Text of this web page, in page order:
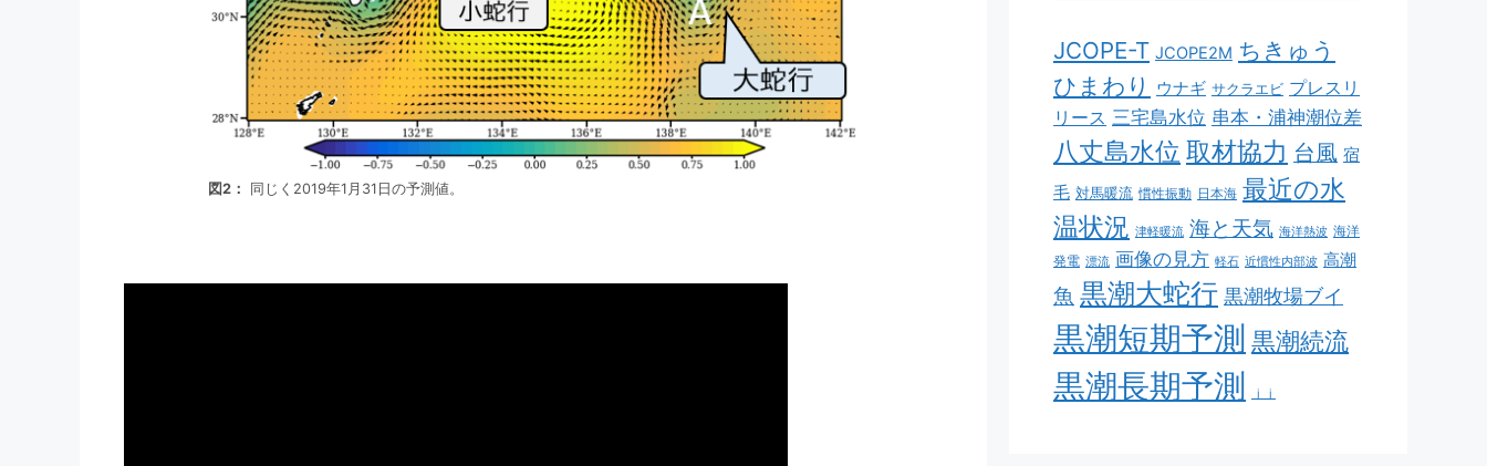
図2： 同じく2019年1月31日の予測値。
JCOPE-T JCOPE2M ちきゅう
ひまわり
ウナギ サクラエビ プレスリ
リース 三宅島水位 串本・浦神潮位差
八丈島水位 取材協力 台風 宿
毛 対馬暖流 慣性振動 日本海 最近の水
温状況 津軽暖流 海と天気 海洋熱波 海洋
発電 漂流 画像の見方 軽石 近慣性内部波 高潮
魚 黒潮大蛇行 黒潮牧場ブイ
黒潮短期予測 黒潮続流
黒潮長期予測 ｊｊ